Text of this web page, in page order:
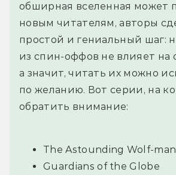
обширная вселенная может
новым читателям, авторы
простой и гениальный шаг:
из спин-оффов не влияет на
а значит, читать их можно
по желанию. Вот серии, на
обратить внимание:
The Astounding Wolf-man
Guardians of the Globe